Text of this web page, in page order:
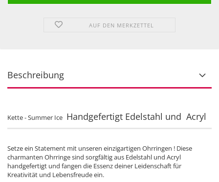
AUF DEN MERKZETTEL
Beschreibung
Kette - Summer Ice Handgefertigt Edelstahl und Acryl
Setze ein Statement mit unseren einzigartigen Ohrringen ! Diese
charmanten Ohrringe sind sorgfältig aus Edelstahl und Acryl
handgefertigt und fangen die Essenz deiner Leidenschaft für
Kreativität und Lebensfreude ein.